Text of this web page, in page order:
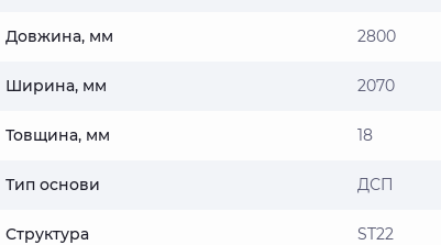
Довжина, мм 2800
Ширина, мм 2070
Товщина, мм 18
Тип основи ДСП
Структура ST22